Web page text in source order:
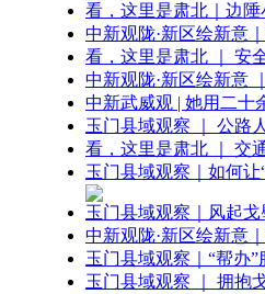
看，这里是肃北｜边陲
中新观陇·新区绘新意
看，这里是肃北 ｜ 安
中新观陇·新区绘新意
中新武威观 | 她用二十
玉门县域观察 ｜ 公路
看，这里是肃北 ｜ 交
玉门县域观察｜如何让
玉门县域观察｜风起
中新观陇·新区绘新意
玉门县域观察｜“帮办”
玉门县域观察 ｜ 拥抱